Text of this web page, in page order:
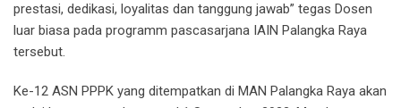
prestasi, dedikasi, loyalitas dan tanggung jawab” tegas Dosen
luar biasa pada programm pascasarjana IAIN Palangka Raya
tersebut.
Ke-12 ASN PPPK yang ditempatkan di MAN Palangka Raya akan